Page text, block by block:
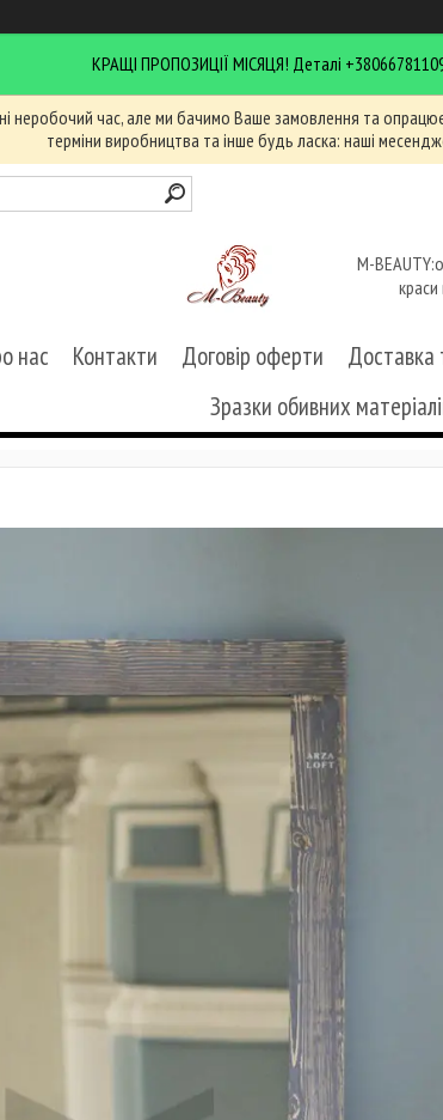
КРАЩІ ПРОПОЗИЦІЇ МІСЯЦЯ! Деталі
неробочий час, але ми бачимо Ваше замовлення та
терміни виробництва та інше будь ласка: наші
M-
нас Контакти Договір оферти Доставка
Зразки обивних